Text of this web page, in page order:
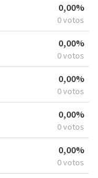
0,00%
0 votos
0,00%
0 votos
0,00%
0 votos
0,00%
0 votos
0,00%
0 votos